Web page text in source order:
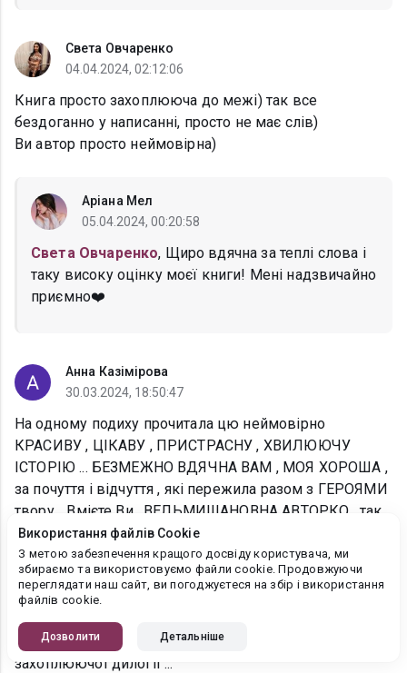
Света Овчаренко
04.04.2024, 02:12:06
Книга просто захоплююча до межі) так все
бездоганно у написанні, просто не має слів)
Ви автор просто неймовірна)
Аріана Мел
05.04.2024, 00:20:58
Света Овчаренко, Щиро вдячна за теплі слова і
таку високу оцінку моєї книги! Мені надзвичайно
приємно❤️
Анна Казімірова
30.03.2024, 18:50:47
На одному подиху прочитала цю неймовірно
КРАСИВУ , ЦІКАВУ , ПРИСТРАСНУ , ХВИЛЮЮЧУ
ІСТОРІЮ ... БЕЗМЕЖНО ВДЯЧНА ВАМ , МОЯ ХОРОША ,
за почуття і відчуття , які пережила разом з ГЕРОЯМИ
твору ...Вмієте Ви , ВЕЛЬМИШАНОВНА АВТОРКО , так
закрутити сюжет ІСТОРІЇ , що починаєш хвилюватися
ЗА ГЕРОЇВ твору , ніби за дітей рідних ...
Щиро надіюсь , що всі проблеми і непорозуміння
залишаться позаду і НАШІ ЗАКОХАНІ обов'язково
будуть ЩАСЛИВІ ...
З такою надією іду читати продовження цієї
захоплюючої дилогії ...
Використання файлів Cookie
З метою забезпечення кращого досвіду користувача, ми
збираємо та використовуємо файли cookie. Продовжуючи
переглядати наш сайт, ви погоджуєтеся на збір і використання
файлів cookie.
Дозволити Детальніше